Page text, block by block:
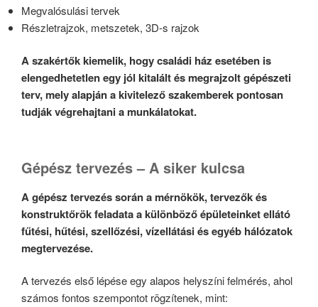
Megvalósulási tervek
Részletrajzok, metszetek, 3D-s rajzok
A szakértők kiemelik, hogy családi ház esetében is
elengedhetetlen egy jól kitalált és megrajzolt gépészeti
terv, mely alapján a kivitelező szakemberek pontosan
tudják végrehajtani a munkálatokat.
Gépész tervezés – A siker kulcsa
A gépész tervezés során a mérnökök, tervezők és
konstruktőrök feladata a különböző épületeinket ellátó
fűtési, hűtési, szellőzési, vízellátási és egyéb hálózatok
megtervezése.
A tervezés első lépése egy alapos helyszíni felmérés, ahol
számos fontos szempontot rögzítenek, mint: